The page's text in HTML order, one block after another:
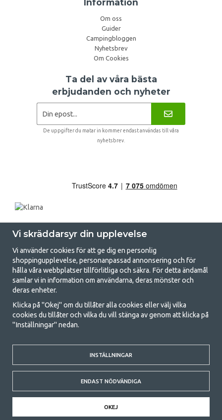
Information
Om oss
Guider
Campingbloggen
Nyhetsbrev
Om Cookies
Ta del av våra bästa
erbjudanden och nyheter
De uppgifter du matar in kommer endast användas till våra
nyhetsbrev.
GetCamping.se - Din butik för camping
och uteliv
Att campa kan antingen vara en livsstil eller ett sätt att samla familjen
för ett gemensamt äventyr. Oavsett vilken kategori du tillhör hittar du
med att campa så därför erbjuder vi riktigt bra priser på familjetält,
husvagnstält och all annan utrustning för camping och friluftsliv. Vårt
mål är att i varje priskategori erbjuda den bästa campingutrustningen
gällande kvalitet och funktionalitet. Ta gärna kontakt med oss om det
är något du saknar eller vill veta mer om.
© 2020 GetCamping. All rights reserved.
Vi skräddarsyr din upplevelse
Vi använder cookies för att ge dig en personlig
shoppingupplevelse, personanpassad annonsering och för
hålla våra webbplatser tillförlitliga och säkra. För detta ändamål
samlar vi in information om användarna, deras mönster och
deras enheter.
Klicka på "Okej" om du tillåter alla cookies eller välj vilka
cookies du tillåter och vilka du vill stänga av genom att klicka på
"Inställningar" nedan.
INSTÄLLNINGAR
ENDAST NÖDVÄNDIGA
OKEJ